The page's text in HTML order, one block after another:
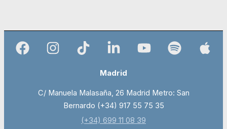
Madrid
C/ Manuela Malasaña, 26 Madrid Metro: San
Bernardo (+34) 917 55 75 35
(+34) 699 11 08 39